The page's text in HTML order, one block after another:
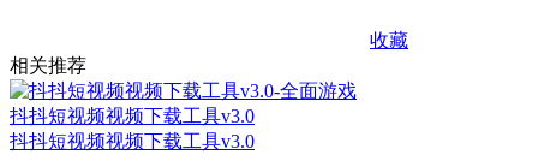
收藏
相关推荐
抖抖短视频视频下载工具v3.0
抖抖短视频视频下载工具v3.0